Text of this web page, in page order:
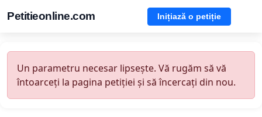
Petitieonline.com Inițiază o petiție
Un parametru necesar lipsește. Vă rugăm să vă
întoarceți la pagina petiției și să încercați din nou.